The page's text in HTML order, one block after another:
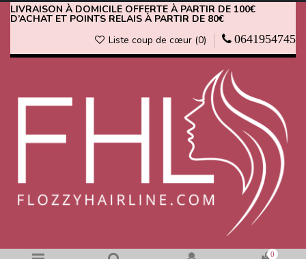
LIVRAISON À DOMICILE OFFERTE À PARTIR DE 100€
D’ACHAT ET POINTS RELAIS À PARTIR DE 80€
Liste coup de cœur (0) 0641954745
0